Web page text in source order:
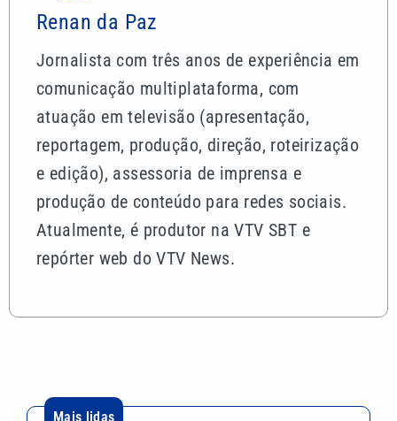
Renan da Paz
Jornalista com três anos de experiência em
comunicação multiplataforma, com
atuação em televisão (apresentação,
reportagem, produção, direção, roteirização
e edição), assessoria de imprensa e
produção de conteúdo para redes sociais.
Atualmente, é produtor na VTV SBT e
repórter web do VTV News.
Mais lidas